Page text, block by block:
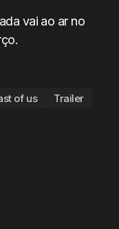
vai ao ar no
of us
Trailer